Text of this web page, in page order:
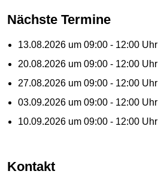
Nächste Termine
13.08.2026 um 09:00 - 12:00 Uhr
20.08.2026 um 09:00 - 12:00 Uhr
27.08.2026 um 09:00 - 12:00 Uhr
03.09.2026 um 09:00 - 12:00 Uhr
10.09.2026 um 09:00 - 12:00 Uhr
Kontakt